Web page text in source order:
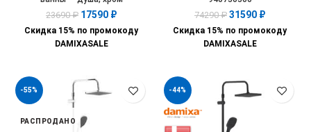
23690₽ 17590 ₽
Скидка 15% по промокоду
DAMIXASALE
74290₽ 31590 ₽
Скидка 15% по промокоду
DAMIXASALE
-55%
РАСПРОДАНО
-44%